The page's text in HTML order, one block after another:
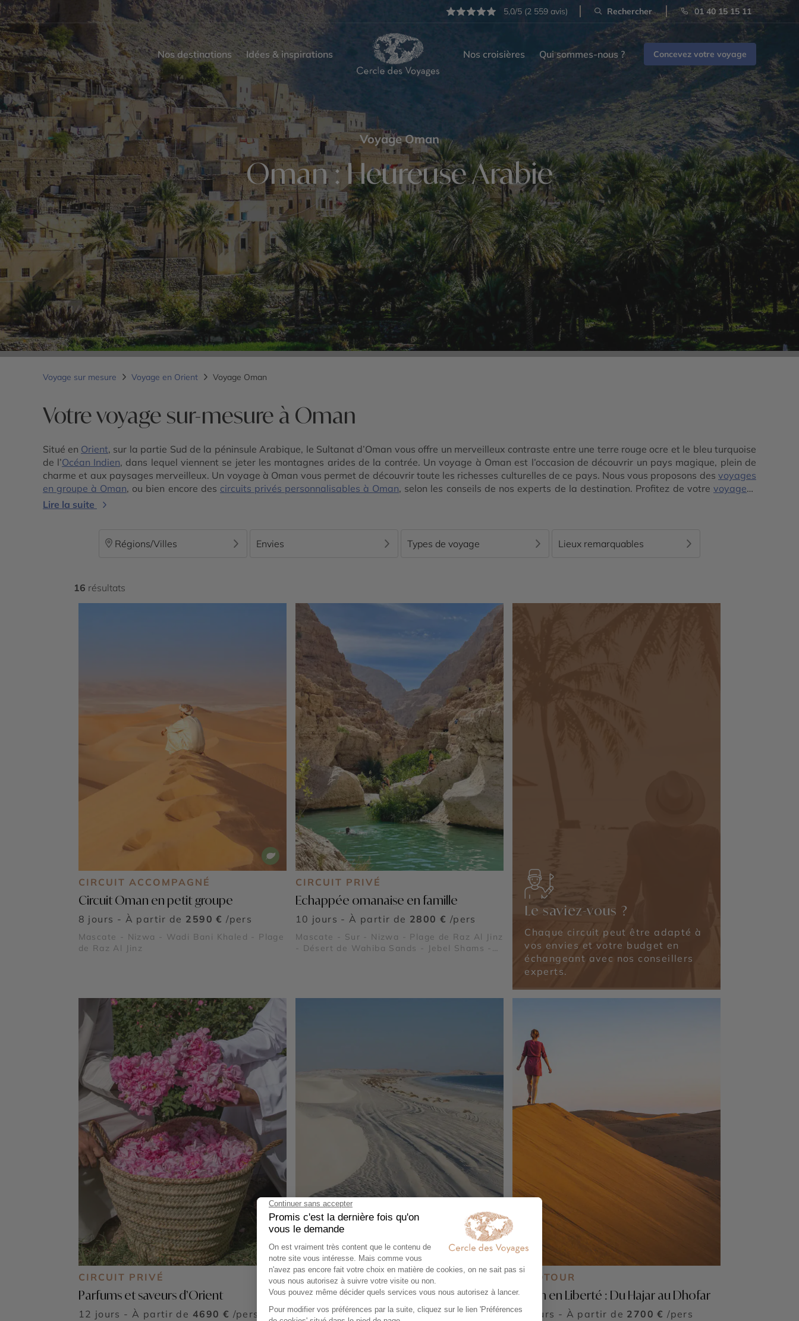
5,0/5 (2 559 avis) Rechercher 01 40 15 15 11
Nos destinations Idées & inspirations Nos croisières Qui sommes-nous ? Concevez votre voyage
Voyage Oman
Oman : Heureuse Arabie
Voyage sur mesure Voyage en Orient Voyage Oman
Votre voyage sur-mesure à Oman
Situé en Orient, sur la partie Sud de la péninsule Arabique, le Sultanat d’Oman vous offre un merveilleux contraste entre une terre rouge ocre et le bleu turquoise
de l’Océan Indien, dans lequel viennent se jeter les montagnes arides de la contrée. Un voyage à Oman est l’occasion de découvrir un pays magique, plein de
charme et aux paysages merveilleux. Un voyage à Oman vous permet de découvrir toute les richesses culturelles de ce pays. Nous vous proposons des voyages
en groupe à Oman, ou bien encore des circuits privés personnalisables à Oman, selon les conseils de nos experts de la destination. Profitez de votre voyage à
Oman pour combiner avec Dubaï
Lire la suite
Régions/Villes Envies Types de voyage Lieux remarquables
16 résultats
CIRCUIT ACCOMPAGNÉ
Circuit Oman en petit groupe
8 jours - À partir de 2590 € /pers
Mascate - Nizwa - Wadi Bani Khaled - Plage
de Raz Al Jinz
CIRCUIT PRIVÉ
Echappée omanaise en famille
10 jours - À partir de 2800 € /pers
Mascate - Sur - Nizwa - Plage de Raz Al Jinz
- Désert de Wahiba Sands - Jebel Shams -
Le saviez-vous ?
Chaque circuit peut être adapté à
vos envies et votre budget en
échangeant avec nos conseillers
experts.
CIRCUIT PRIVÉ
Parfums et saveurs d’Orient
12 jours - À partir de 4690 € /pers
CIRCUIT PRIVÉ
Du nord au sud d'Oman : l’aventure des
oasis aux déserts
AUTOTOUR
Oman en Liberté : Du Hajar au Dhofar
10 jours - À partir de 2700 € /pers